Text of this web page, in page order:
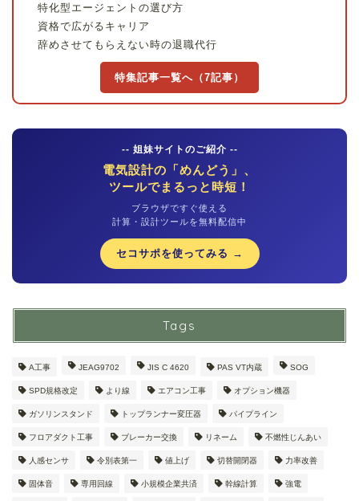
特化型エージェントの選び方
資格で広がるキャリア
辞めさせてもらえない時の退職代行
特集記事一覧へ（7記事）
-- 姐妹サイトのご紹介 --
電気設計の「めんどう」、
ツールでまるっと時短！
ブラウザですぐ使える
計算・設計ツールを無料配信中
セコサポを使ってみる →
Tags
A工事 JEAG9702 JIS C 4620 PAS VT内蔵 SOG
SPD規格改定 より線 エアコン工事 オプション機器
ガソリンスタンド トップランナー変圧器 パイプライン
フロアダクト工事 ブレーカー交換 リネーム 不燃性じんあい
人感センサ 令別表第一 値上げ 切替開閉器 力率改善
固体音 専用回線 小規模企業共済 幹線計算 強電